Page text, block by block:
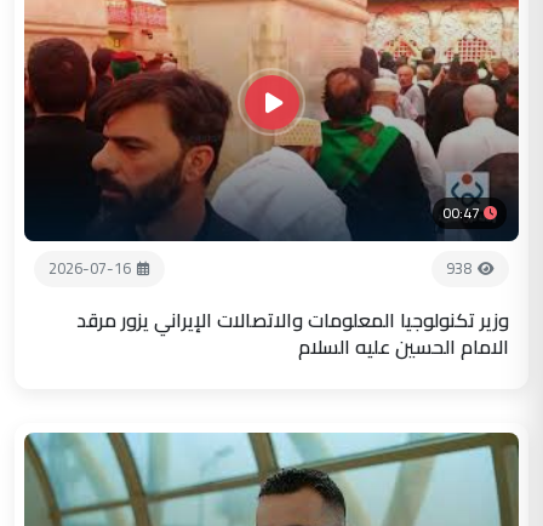
00:47
938
2026-07-16
وزير تكنولوجيا المعلومات والاتصالات الإيراني يزور مرقد
الامام الحسين عليه السلام